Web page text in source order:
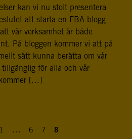
kan vi nu stolt presentera
att starta en FBA-blogg
vår verksamhet är både
På bloggen kommer vi att på
sätt kunna berätta om vår
för alla och vår
[…]
1 … 6 7 8